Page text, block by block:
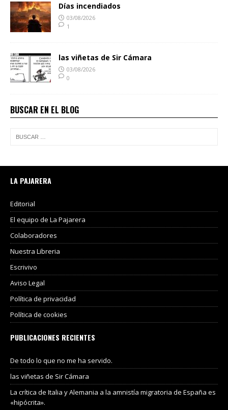
Días incendiados
03/08/2026
1
las viñetas de Sir Cámara
03/08/2026
0
BUSCAR EN EL BLOG
LA PAJARERA
Editorial
El equipo de La Pajarera
Colaboradores
Nuestra Libreria
Escrivivo
Aviso Legal
Política de privacidad
Política de cookies
PUBLICACIONES RECIENTES
De todo lo que no me ha servido.
las viñetas de Sir Cámara
La crítica de Italia y Alemania a la amnistía migratoria de España es
«hipócrita».